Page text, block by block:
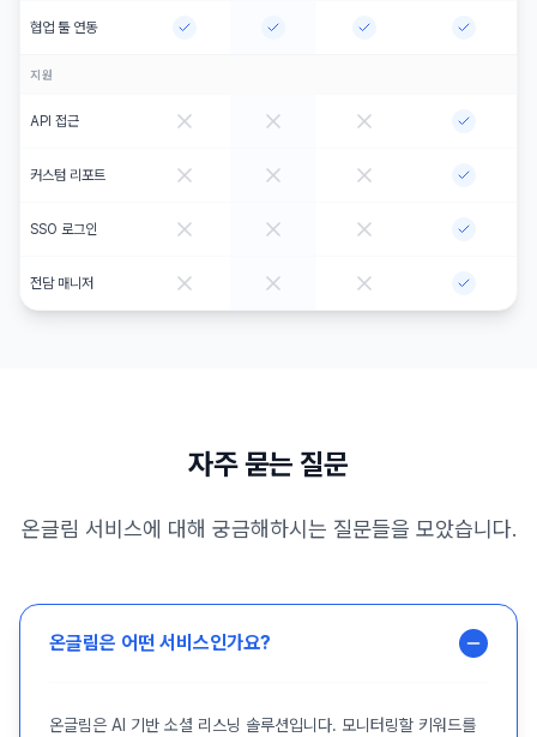
협업 툴 연동
지원
API 접근
커스텀 리포트
SSO 로그인
전담 매니저
자주 묻는 질문
온글림 서비스에 대해 궁금해하시는 질문들을 모았습니다.
온글림은 어떤 서비스인가요?
온글림은 AI 기반 소셜 리스닝 솔루션입니다. 모니터링할 키워드를